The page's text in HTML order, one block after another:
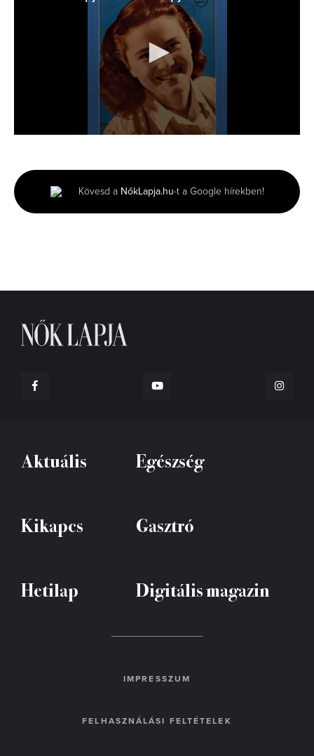
seconds
Kövesd a NőkLapja.hu-t a Google hírekben!
Aktuális Egészség
Kikapcs Gasztró
Hetilap Digitális magazin
IMPRESSZUM
FELHASZNÁLÁSI FELTÉTELEK